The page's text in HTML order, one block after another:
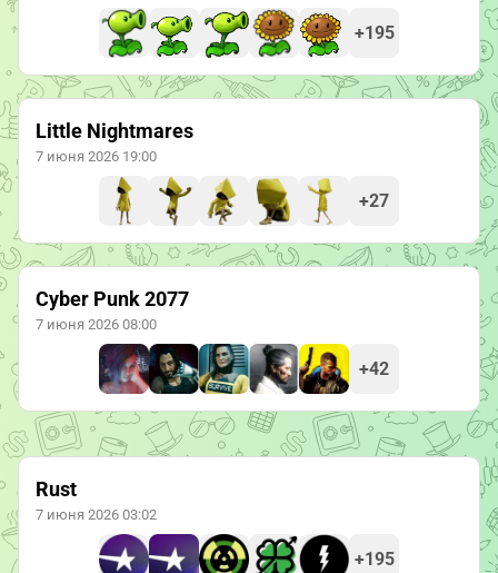
+195
Little Nightmares
7 июня 2026 19:00
+27
Cyber Punk 2077
7 июня 2026 08:00
+42
Rust
7 июня 2026 03:02
+195